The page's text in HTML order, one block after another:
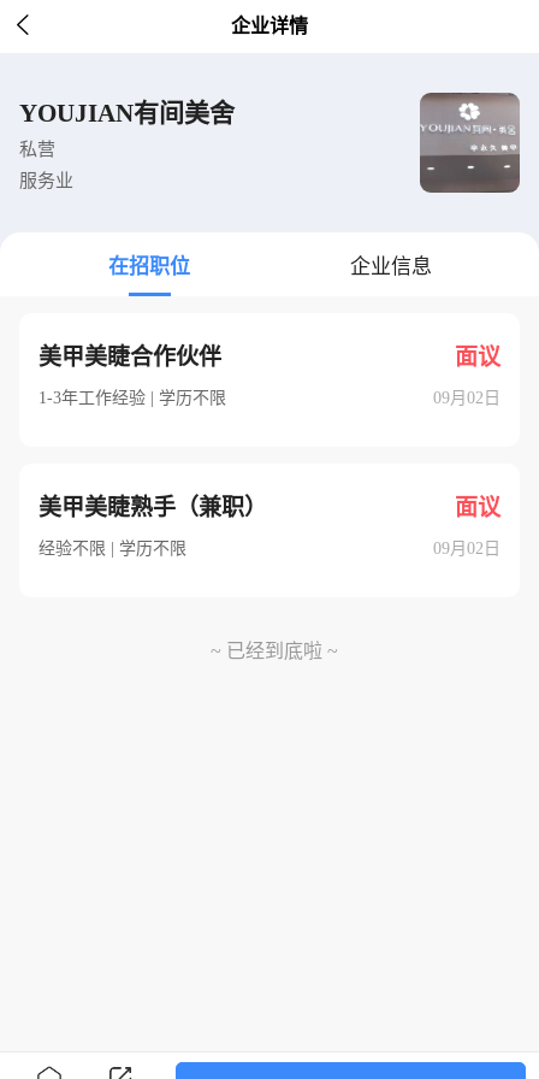
 企业详情
YOUJIAN有间美舍
私营
服务业
在招职位 企业信息
美甲美睫合作伙伴 面议
1-3年工作经验 | 学历不限 09月02日
美甲美睫熟手（兼职） 面议
经验不限 | 学历不限 09月02日
~ 已经到底啦 ~